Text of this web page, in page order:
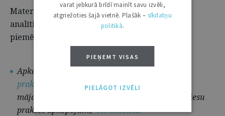
Materiālu apkopoja Judikatūras un zinātniski
analītiskās nodaļas konsultante likumu
piemērošanas jautājumos Zinaida Indrūna.
Apkopojumu “
prakse un komentāri” skatiet Augstākās tiesas
mājaslapā
sadaļā Judikatūra/ Tiesu
prakses apkopojumi/Civiltiesības
varat jebkurā brīdī mainīt savu izvēli,
atgriežoties šajā vietnē. Plašāk – sīkdatņu
politikā.
PIEŅEMT VISAS
PIELĀGOT IZVĒLI